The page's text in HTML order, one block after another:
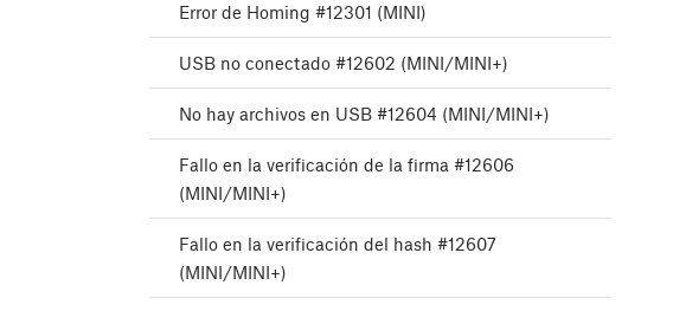
Error de Homing #12301 (MINI)
USB no conectado #12602 (MINI/MINI+)
No hay archivos en USB #12604 (MINI/MINI+)
Fallo en la verificación de la firma #12606
(MINI/MINI+)
Fallo en la verificación del hash #12607
(MINI/MINI+)